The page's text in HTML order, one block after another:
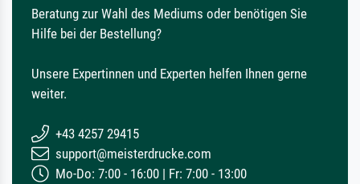
Beratung zur Wahl des Mediums oder benötigen Sie
Hilfe bei der Bestellung?
Unsere Expertinnen und Experten helfen Ihnen gerne
weiter.
+43 4257 29415
support@meisterdrucke.com
Mo-Do: 7:00 - 16:00 | Fr: 7:00 - 13:00